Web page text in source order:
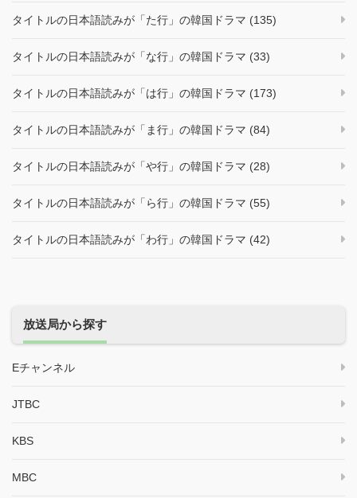
タイトルの日本語読みが「た行」の韓国ドラマ (135)
タイトルの日本語読みが「な行」の韓国ドラマ (33)
タイトルの日本語読みが「は行」の韓国ドラマ (173)
タイトルの日本語読みが「ま行」の韓国ドラマ (84)
タイトルの日本語読みが「や行」の韓国ドラマ (28)
タイトルの日本語読みが「ら行」の韓国ドラマ (55)
タイトルの日本語読みが「わ行」の韓国ドラマ (42)
放送局から探す
Eチャンネル
JTBC
KBS
MBC